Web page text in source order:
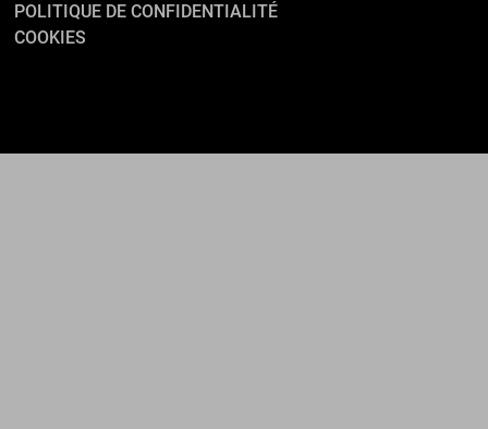
POLITIQUE DE CONFIDENTIALITÉ
COOKIES